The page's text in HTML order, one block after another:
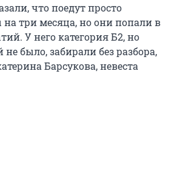
что поедут просто
на три месяца, но они попали в
У него категория Б2, но
было, забирали без разбора,
Барсукова, невеста